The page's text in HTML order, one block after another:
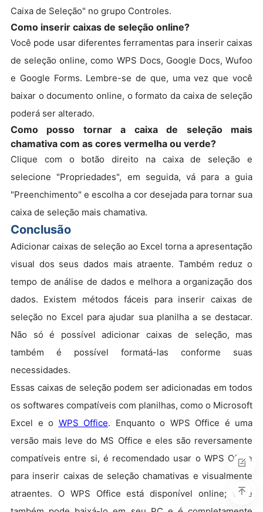
Caixa de Seleção" no grupo Controles.
Como inserir caixas de seleção online?
Você pode usar diferentes ferramentas para inserir caixas
de seleção online, como WPS Docs, Google Docs, Wufoo
e Google Forms. Lembre-se de que, uma vez que você
baixar o documento online, o formato da caixa de seleção
poderá ser alterado.
Como posso tornar a caixa de seleção mais
chamativa com as cores vermelha ou verde?
Clique com o botão direito na caixa de seleção e
selecione "Propriedades", em seguida, vá para a guia
"Preenchimento" e escolha a cor desejada para tornar sua
caixa de seleção mais chamativa.
Conclusão
Adicionar caixas de seleção ao Excel torna a apresentação
visual dos seus dados mais atraente. Também reduz o
tempo de análise de dados e melhora a organização dos
dados. Existem métodos fáceis para inserir caixas de
seleção no Excel para ajudar sua planilha a se destacar.
Não só é possível adicionar caixas de seleção, mas
também é possível formatá-las conforme suas
necessidades.
Essas caixas de seleção podem ser adicionadas em todos
os softwares compatíveis com planilhas, como o Microsoft
Excel e o WPS Office. Enquanto o WPS Office é uma
versão mais leve do MS Office e eles são reversamente
compatíveis entre si, é recomendado usar o WPS Office
para inserir caixas de seleção chamativas e visualmente
atraentes. O WPS Office está disponível online; você